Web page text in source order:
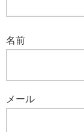
名前
メール